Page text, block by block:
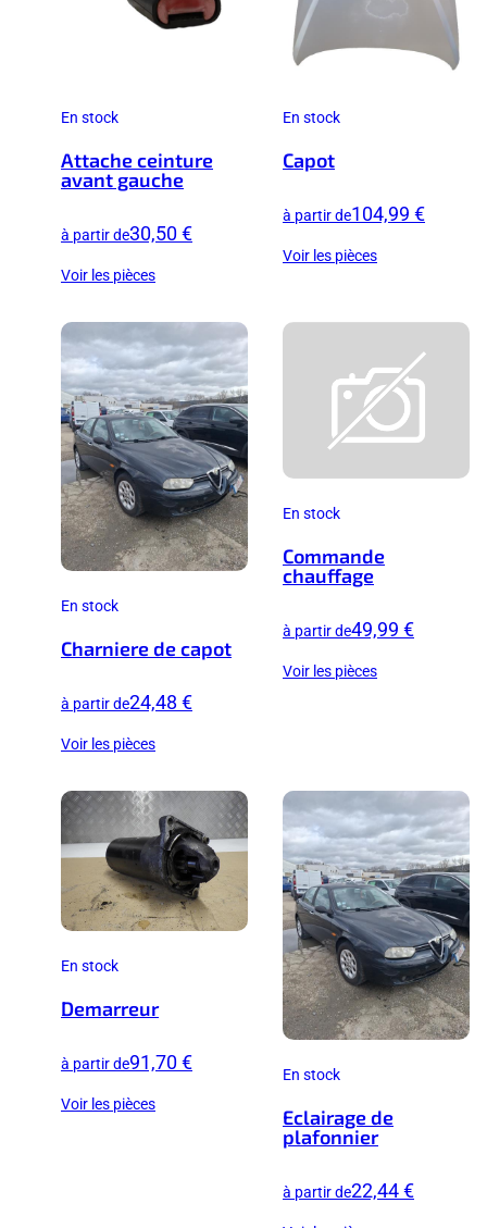
En stock
Attache ceinture
avant gauche
à partir de30,50 €
Voir les pièces
En stock
Capot
à partir de104,99 €
Voir les pièces
En stock
Charniere de capot
à partir de24,48 €
Voir les pièces
En stock
Commande
chauffage
à partir de49,99 €
Voir les pièces
En stock
Demarreur
à partir de91,70 €
Voir les pièces
En stock
Eclairage de
plafonnier
à partir de22,44 €